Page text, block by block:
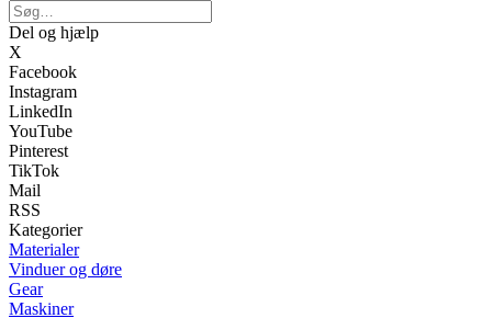
Del og hjælp
X
Facebook
Instagram
LinkedIn
YouTube
Pinterest
TikTok
Mail
RSS
Kategorier
Materialer
Vinduer og døre
Gear
Maskiner